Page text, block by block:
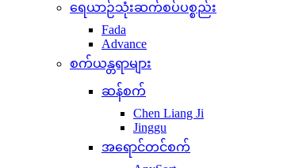
ရေယာဉ်သုံးဆက်စပ်ပစ္စည်း
Fada
Advance
စက်ယန္တရာများ
ဆန်စက်
Chen Liang Ji
Jinggu
အရောင်တင်စက်